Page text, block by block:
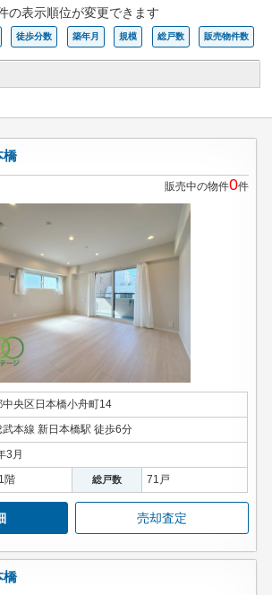
の表示順位が変更できます
徒歩分数 築年月 規模 総戸数 販売物件数
橋
販売中の物件0件
中央区日本橋小舟町14
武本線 新日本橋駅 徒歩6分
3月
階 総戸数 71戸
売却査定
橋